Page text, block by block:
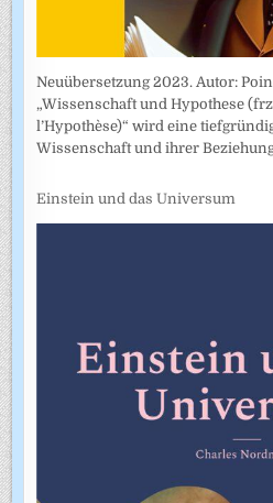
Neuübersetzung 2023. Autor:
„Wissenschaft und Hypothese
l’Hypothèse)“ wird eine
Wissenschaft und ihrer
Einstein und das Universum